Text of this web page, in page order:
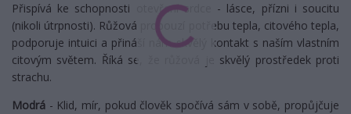
Přispívá ke schopnosti otevření srdce - lásce, přízni i soucitu
(nikoli útrpnosti). Růžová probouzí potřebu tepla, citového tepla,
podporuje intuici a přináší nám skvělý kontakt s naším vlastním
citovým světem. Říká se, že růžová je skvělý prostředek proti
strachu.
Modrá - Klid, mír, pokud člověk spočívá sám v sobě, propůjčuje